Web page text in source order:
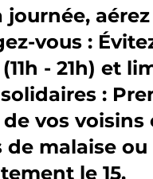
journée,
vous :
- 21h) et
solidaires :
vos
de malaise
le 15.